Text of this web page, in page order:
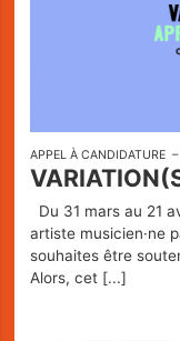
APPEL À CANDIDATURE
Du 31 mars au 21
artiste musicien·ne
souhaites être
Alors, cet [...]